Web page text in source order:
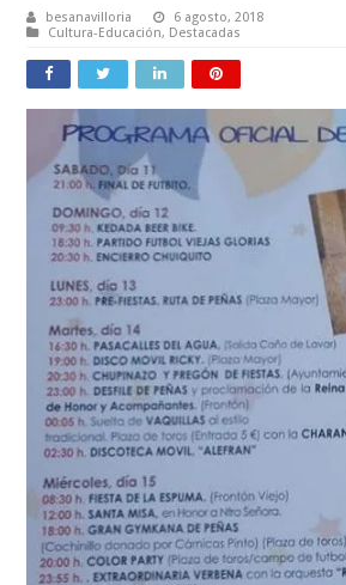
besanavilloria
6 agosto, 2018
Cultura-Educación, Destacadas